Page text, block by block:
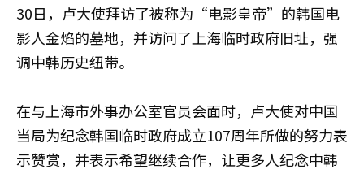
30日，卢大使拜访了被称为“电影皇帝”的韩国电
影人金焰的墓地，并访问了上海临时政府旧址，强
调中韩历史纽带。
在与上海市外事办公室官员会面时，卢大使对中国
当局为纪念韩国临时政府成立107周年所做的努力表
示赞赏，并表示希望继续合作，让更多人纪念中韩